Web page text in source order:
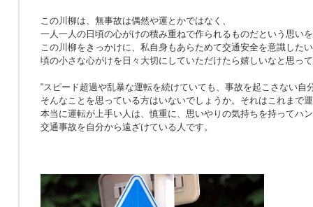
この川柳は、無事故は偶然や運とかではなく、
一人一人の日頃の心がけの積み重ねで作られるものだという思い
この川柳をきっかけに、私自身もあらためて交通安全を意識した
頃の小さな心がけを日々大切にしていただけたら嬉しいなと思っ
“スピード超過や乱暴な運転を続けていても、事故を起こさない自
そんなことを思っている方はいないでしょうか。それはこれまで
本当に運転が上手い人は、慎重に、思いやりの気持ちを持ってハ
交通事故を自分から遠ざけている人です。